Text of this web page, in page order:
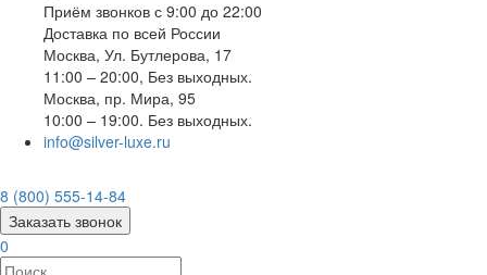
Приём звонков с 9:00 до 22:00
Доставка по всей России
Москва, Ул. Бутлерова, 17
11:00 – 20:00, Без выходных.
Москва, пр. Мира, 95
10:00 – 19:00. Без выходных.
info@silver-luxe.ru
8 (800) 555-14-84
Заказать звонок
0